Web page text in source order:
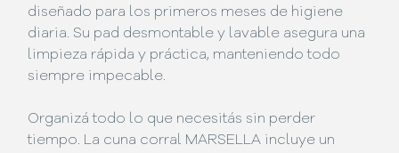
diseñado para los primeros meses de higiene
diaria. Su pad desmontable y lavable asegura una
limpieza rápida y práctica, manteniendo todo
siempre impecable.
Organizá todo lo que necesitás sin perder
tiempo. La cuna corral MARSELLA incluye un